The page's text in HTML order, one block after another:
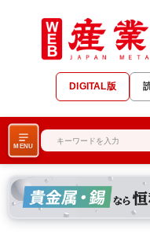
DIGITAL版
MENU